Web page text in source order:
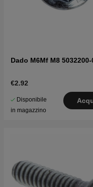
Dado M6Mf M8 5032200-
€2.92
Disponibile
in magazzino